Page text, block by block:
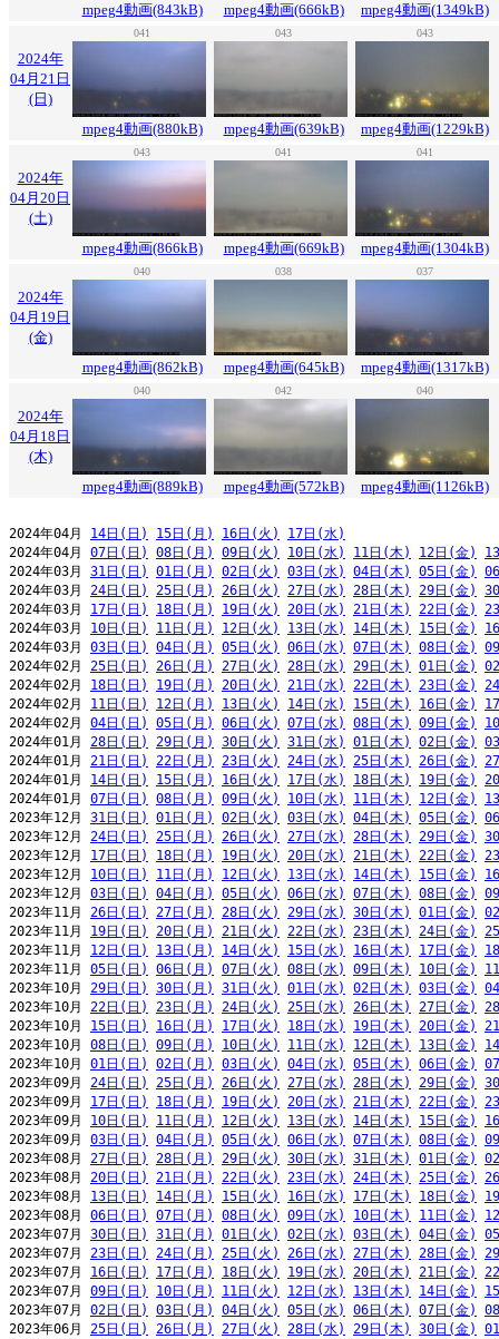
mpeg4動画(843kB) mpeg4動画(666kB) mpeg4動画(1349kB)
041 043 043
2024年
04月21日
(日)
mpeg4動画(880kB)
mpeg4動画(639kB) mpeg4動画(1229kB)
043 041 041
2024年
04月20日
(土)
mpeg4動画(866kB)
mpeg4動画(669kB) mpeg4動画(1304kB)
040 038 037
2024年
04月19日
(金)
mpeg4動画(862kB)
mpeg4動画(645kB) mpeg4動画(1317kB)
040 042 040
2024年
04月18日
(木)
mpeg4動画(889kB)
mpeg4動画(572kB) mpeg4動画(1126kB)
2024年04月 14日(日) 15日(月) 16日(火)
17日(水)
2024年04月 07日(日) 08日(月) 09日(火) 10日(水) 11日(木) 12日(金)
2024年03月 31日(日) 01日(月) 02日(火) 03日(水) 04日(木) 05日(金)
2024年03月 24日(日) 25日(月) 26日(火) 27日(水) 28日(木) 29日(金)
2024年03月 17日(日) 18日(月) 19日(火) 20日(水) 21日(木) 22日(金)
2024年03月 10日(日) 11日(月) 12日(火) 13日(水) 14日(木) 15日(金)
2024年03月 03日(日) 04日(月) 05日(火) 06日(水) 07日(木) 08日(金)
2024年02月 25日(日) 26日(月) 27日(火) 28日(水) 29日(木) 01日(金)
2024年02月 18日(日) 19日(月) 20日(火) 21日(水) 22日(木) 23日(金)
2024年02月 11日(日) 12日(月) 13日(火) 14日(水) 15日(木) 16日(金)
2024年02月 04日(日) 05日(月) 06日(火) 07日(水) 08日(木) 09日(金)
2024年01月 28日(日) 29日(月) 30日(火) 31日(水) 01日(木) 02日(金)
2024年01月 21日(日) 22日(月) 23日(火) 24日(水) 25日(木) 26日(金)
2024年01月 14日(日) 15日(月) 16日(火) 17日(水) 18日(木) 19日(金)
2024年01月 07日(日) 08日(月) 09日(火) 10日(水) 11日(木) 12日(金)
2023年12月 31日(日) 01日(月) 02日(火) 03日(水) 04日(木) 05日(金)
2023年12月 24日(日) 25日(月) 26日(火) 27日(水) 28日(木) 29日(金)
2023年12月 17日(日) 18日(月) 19日(火) 20日(水) 21日(木) 22日(金)
2023年12月 10日(日) 11日(月) 12日(火) 13日(水) 14日(木) 15日(金)
2023年12月 03日(日) 04日(月) 05日(火) 06日(水) 07日(木) 08日(金)
2023年11月 26日(日) 27日(月) 28日(火) 29日(水) 30日(木) 01日(金)
2023年11月 19日(日) 20日(月) 21日(火) 22日(水) 23日(木) 24日(金)
2023年11月 12日(日) 13日(月) 14日(火) 15日(水) 16日(木) 17日(金)
2023年11月 05日(日) 06日(月) 07日(火) 08日(水) 09日(木) 10日(金)
2023年10月 29日(日) 30日(月) 31日(火) 01日(水) 02日(木) 03日(金)
2023年10月 22日(日) 23日(月) 24日(火) 25日(水) 26日(木) 27日(金)
2023年10月 15日(日) 16日(月) 17日(火) 18日(水) 19日(木) 20日(金)
2023年10月 08日(日) 09日(月) 10日(火) 11日(水) 12日(木) 13日(金)
2023年10月 01日(日) 02日(月) 03日(火) 04日(水) 05日(木) 06日(金)
2023年09月 24日(日) 25日(月) 26日(火) 27日(水) 28日(木) 29日(金)
2023年09月 17日(日) 18日(月) 19日(火) 20日(水) 21日(木) 22日(金)
2023年09月 10日(日) 11日(月) 12日(火) 13日(水) 14日(木) 15日(金)
2023年09月 03日(日) 04日(月) 05日(火) 06日(水) 07日(木) 08日(金)
2023年08月 27日(日) 28日(月) 29日(火) 30日(水) 31日(木) 01日(金)
2023年08月 20日(日) 21日(月) 22日(火) 23日(水) 24日(木) 25日(金)
2023年08月 13日(日) 14日(月) 15日(火) 16日(水) 17日(木) 18日(金)
2023年08月 06日(日) 07日(月) 08日(火) 09日(水) 10日(木) 11日(金)
2023年07月 30日(日) 31日(月) 01日(火) 02日(水) 03日(木) 04日(金)
2023年07月 23日(日) 24日(月) 25日(火) 26日(水) 27日(木) 28日(金)
2023年07月 16日(日) 17日(月) 18日(火) 19日(水) 20日(木) 21日(金)
2023年07月 09日(日) 10日(月) 11日(火) 12日(水) 13日(木) 14日(金)
2023年07月 02日(日) 03日(月) 04日(火) 05日(水) 06日(木) 07日(金)
2023年06月 25日(日) 26日(月) 27日(火) 28日(水) 29日(木) 30日(金)